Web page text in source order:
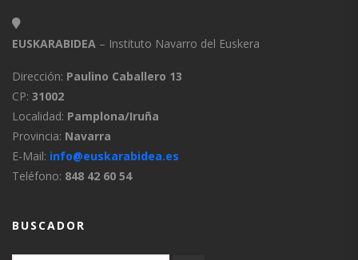
EUSKARABIDEA – Instituto Navarro del Euskera
Dirección: Paulino Caballero 13
CP: 31002
Localidad: Pamplona/Iruña
Provincia: Navarra
E-Mail: info@euskarabidea.es
Teléfono: 848 42 60 54
BUSCADOR